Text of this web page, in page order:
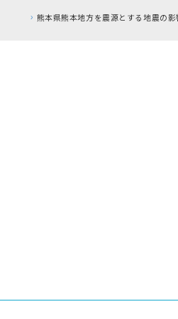
熊本県熊本地方を震源とする地震の影響につきま